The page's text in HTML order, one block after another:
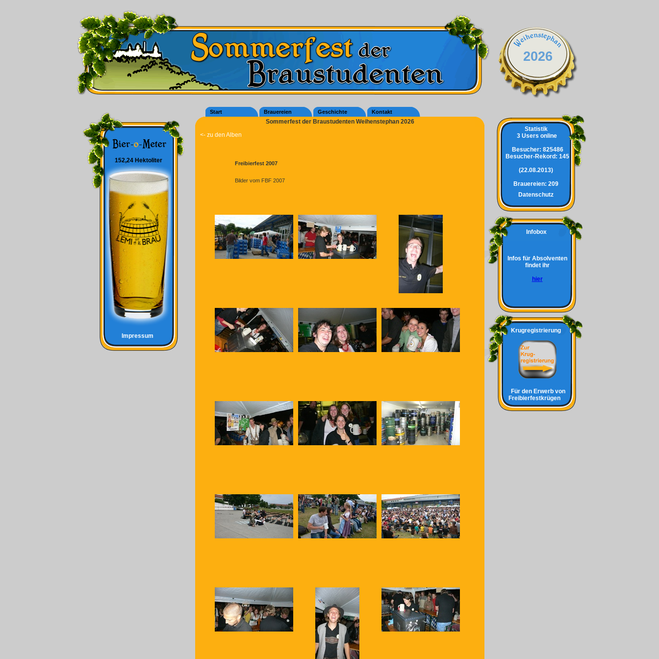
2026
152,24 Hektoliter
Impressum
Start Brauereien Geschichte Kontakt
Sommerfest der Braustudenten Weihenstephan 2026
<- zu den Alben
Freibierfest 2007
Bilder vom FBF 2007
Statistik
3 Users online
Besucher: 825486
Besucher-Rekord: 145
(22.08.2013)
Brauereien: 209
Datenschutz
Infobox
Infos für Absolventen
findet ihr
hier
Krugregistrierung
Für den Erwerb von
Freibierfestkrügen